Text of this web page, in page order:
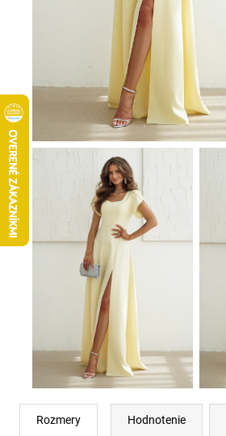
Rozmery Hodnotenie